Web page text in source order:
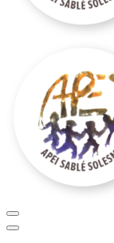
Menu
de
Menu